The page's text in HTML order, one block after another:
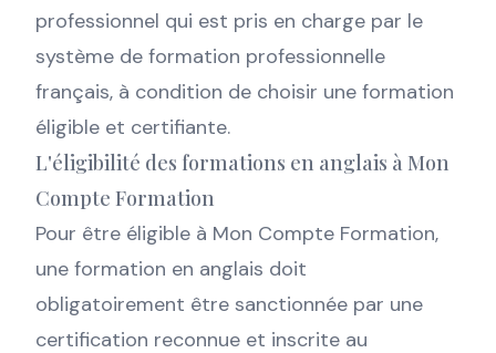
professionnel qui est pris en charge par le
système de formation professionnelle
français, à condition de choisir une formation
éligible et certifiante.
L'éligibilité des formations en anglais à Mon
Compte Formation
Pour être éligible à Mon Compte Formation,
une formation en anglais doit
obligatoirement être sanctionnée par une
certification reconnue et inscrite au